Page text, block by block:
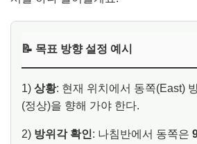
📝 목표 방향 설정 예시
1) 상황: 현재 위치에서 동쪽(East)
(정상)을 향해 가야 한다.
2) 방위각 확인: 나침반에서 동쪽은